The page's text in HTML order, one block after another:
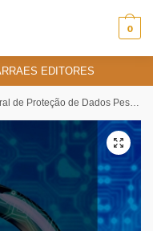
0
EDITORES
Proteção de Dados Pessoais (LGPD) e tecnologia